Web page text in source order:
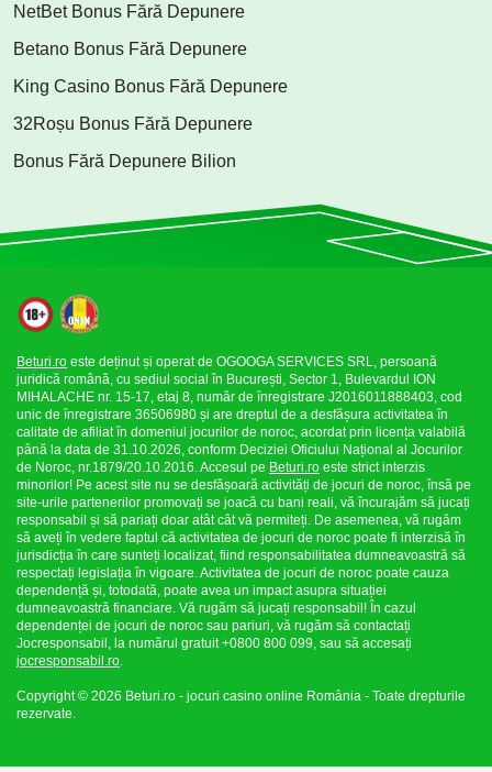
NetBet Bonus Fără Depunere
Betano Bonus Fără Depunere
King Casino Bonus Fără Depunere
32Roșu Bonus Fără Depunere
Bonus Fără Depunere Bilion
Beturi.ro este deținut și operat de OGOOGA SERVICES SRL, persoană
juridică română, cu sediul social în București, Sector 1, Bulevardul ION
MIHALACHE nr. 15-17, etaj 8, număr de înregistrare J2016011888403, cod
unic de înregistrare 36506980 și are dreptul de a desfășura activitatea în
calitate de afiliat în domeniul jocurilor de noroc, acordat prin licența valabilă
până la data de 31.10.2026, conform Deciziei Oficiului Național al Jocurilor
de Noroc, nr.1879/20.10.2016. Accesul pe Beturi.ro este strict interzis
minorilor! Pe acest site nu se desfășoară activități de jocuri de noroc, însă pe
site-urile partenerilor promovați se joacă cu bani reali, vă încurajăm să jucați
responsabil și să pariați doar atât cât vă permiteți. De asemenea, vă rugăm
să aveți în vedere faptul că activitatea de jocuri de noroc poate fi interzisă în
jurisdicția în care sunteți localizat, fiind responsabilitatea dumneavoastră să
respectați legislația în vigoare. Activitatea de jocuri de noroc poate cauza
dependență și, totodată, poate avea un impact asupra situației
dumneavoastră financiare. Vă rugăm să jucați responsabil! În cazul
dependenței de jocuri de noroc sau pariuri, vă rugăm să contactați
Jocresponsabil, la numărul gratuit +0800 800 099, sau să accesați
jocresponsabil.ro.
Copyright © 2026 Beturi.ro - jocuri casino online România - Toate drepturile
rezervate.